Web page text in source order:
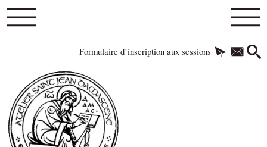
Formulaire d’inscription aux sessions